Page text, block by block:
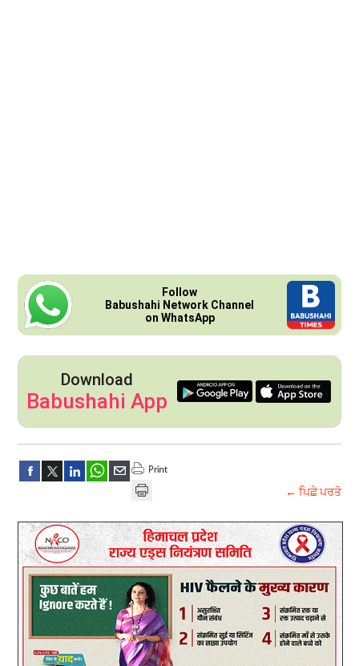
Follow
Babushahi Network Channel
on WhatsApp
Download
Babushahi App
← ਪਿਛੇ ਪਰਤੋ